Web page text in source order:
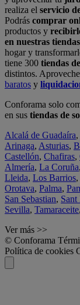
realiza el servicio
Podrás comprar
productos y
en nuestras
hogar y
tiene 300 tiendas
distintos.
baratos y
Conforama solo
en sus tiendas de
Alcalá de Guadaíra,
Arinaga, Asturias,
Castellón, Chafiras,
Almería, La Coruña,
Lleida, Los Barrios,
Orotava, Palma,
San Sebastian, Sant
Sevilla, Tamaraceite,
Ver más >>
© Conforama
Política de cookies